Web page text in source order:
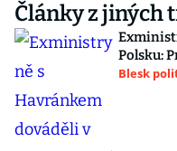
Články z jiných
Polsku:
Blesk